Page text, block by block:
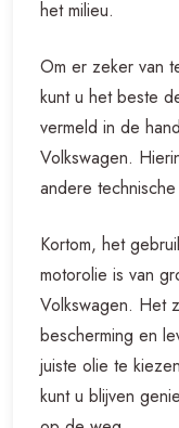
het milieu.
Om er zeker van
kunt u het beste
vermeld in de
Volkswagen.
andere
Kortom, het
motorolie is van
Volkswagen. Het
bescherming en
juiste olie te
kunt u blijven